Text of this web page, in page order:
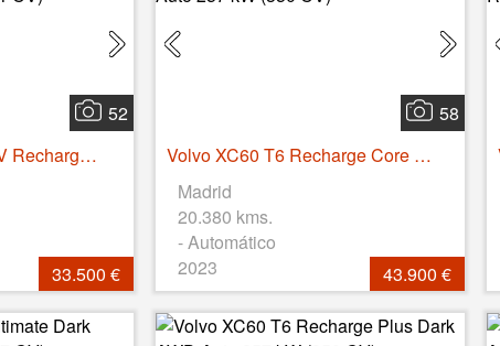
52
Volvo XC40 T4 PHEV Recharge Core Auto 155 kW (211 CV)
33.500 €
58
Volvo XC60 T6 Recharge Core AWD Auto 257 kW (350 CV)
Madrid
20.380 kms.
- Automático
2023
43.900 €